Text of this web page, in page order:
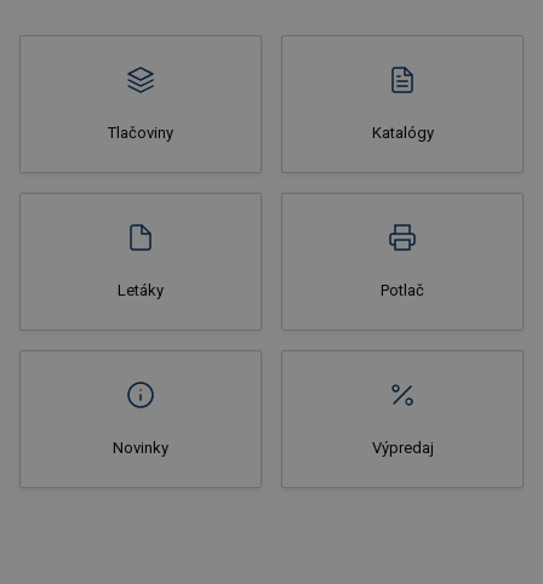
Tlačoviny Katalógy
Letáky Potlač
Novinky Výpredaj